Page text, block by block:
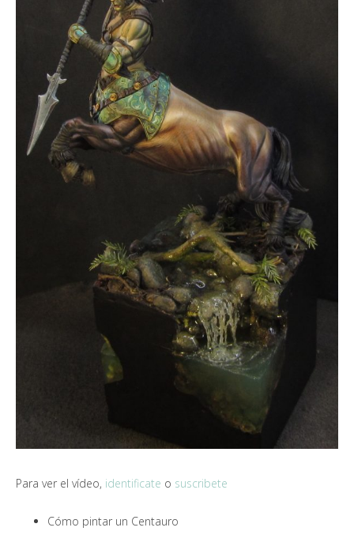
Para ver el vídeo, identificate o suscribete
Cómo pintar un Centauro